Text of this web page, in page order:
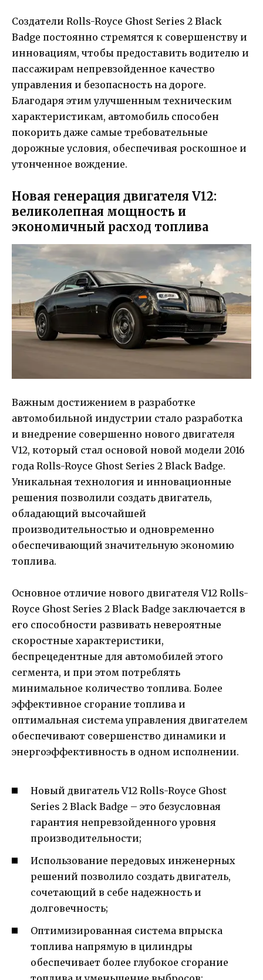
Создатели Rolls-Royce Ghost Series 2 Black
Badge постоянно стремятся к совершенству и
инновациям, чтобы предоставить водителю и
пассажирам непревзойденное качество
управления и безопасность на дороге.
Благодаря этим улучшенным техническим
характеристикам, автомобиль способен
покорить даже самые требовательные
дорожные условия, обеспечивая роскошное и
утонченное вождение.
Новая генерация двигателя V12:
великолепная мощность и
экономичный расход топлива
Важным достижением в разработке
автомобильной индустрии стало разработка
и внедрение совершенно нового двигателя
V12, который стал основой новой модели 2016
года Rolls-Royce Ghost Series 2 Black Badge.
Уникальная технология и инновационные
решения позволили создать двигатель,
обладающий высочайшей
производительностью и одновременно
обеспечивающий значительную экономию
топлива.
Основное отличие нового двигателя V12 Rolls-
Royce Ghost Series 2 Black Badge заключается в
его способности развивать невероятные
скоростные характеристики,
беспрецедентные для автомобилей этого
сегмента, и при этом потреблять
минимальное количество топлива. Более
эффективное сгорание топлива и
оптимальная система управления двигателем
обеспечивают совершенство динамики и
энергоэффективность в одном исполнении.
Новый двигатель V12 Rolls-Royce Ghost
Series 2 Black Badge – это безусловная
гарантия непревзойденного уровня
производительности;
Использование передовых инженерных
решений позволило создать двигатель,
сочетающий в себе надежность и
долговечность;
Оптимизированная система впрыска
топлива напрямую в цилиндры
обеспечивает более глубокое сгорание